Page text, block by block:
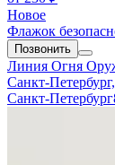
Новое
Флажок
Позвонить
Линия Огня
Санкт-
Санкт-Петербург